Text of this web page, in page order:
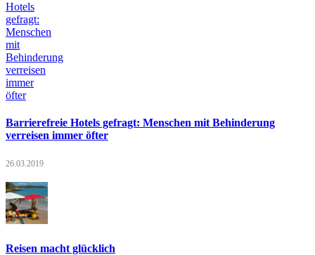
Barrierefreie Hotels gefragt: Menschen mit Behinderung
verreisen immer öfter
26.03.2019
Reisen macht glücklich